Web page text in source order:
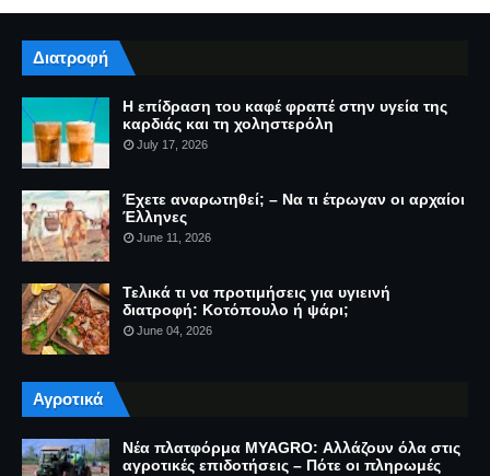
Διατροφή
Η επίδραση του καφέ φραπέ στην υγεία της
καρδιάς και τη χοληστερόλη
July 17, 2026
Έχετε αναρωτηθεί; – Να τι έτρωγαν οι αρχαίοι
Έλληνες
June 11, 2026
Τελικά τι να προτιμήσεις για υγιεινή
διατροφή: Κοτόπουλο ή ψάρι;
June 04, 2026
Αγροτικά
Νέα πλατφόρμα MYAGRO: Αλλάζουν όλα στις
αγροτικές επιδοτήσεις – Πότε οι πληρωμές